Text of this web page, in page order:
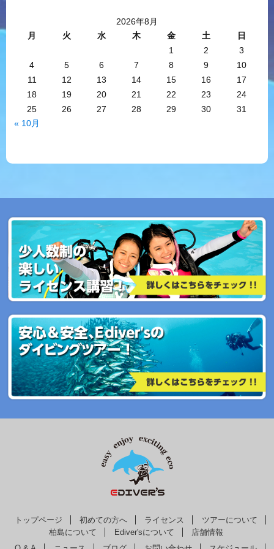
2026年8月
月
火 水 木 金 土
日
1
2
3
4
5 6 7 8 9
10
11
12 13 14 15 16
17
18
19 20 21 22 23
24
25
26 27 28 29 30
31
« 10月
トップページ 初めての方へ ライセンス
ツアーについて
柏島について
Ediver'sについて
店舗情報